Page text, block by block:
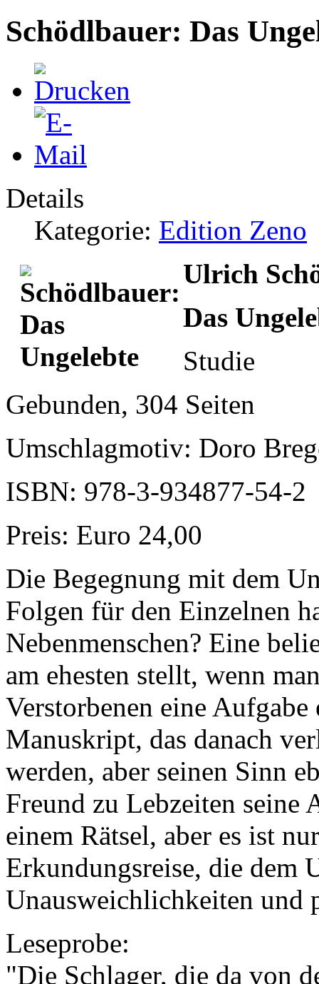
Schödlbauer: Das
Details
Kategorie: Edition Zeno
Ulrich
Das
Studie
Gebunden, 304 Seiten
Umschlagmotiv: Doro
ISBN: 978-3-934877-54-2
Preis: Euro 24,00
Die Begegnung mit dem
Folgen für den Einzelnen
Nebenmenschen? Eine
am ehesten stellt, wenn
Verstorbenen eine
Manuskript, das danach
werden, aber seinen Sinn
Freund zu Lebzeiten seine
einem Rätsel, aber es ist
Erkundungsreise, die dem
Unausweichlichkeiten und
Leseprobe:
"Die Schlager, die da von